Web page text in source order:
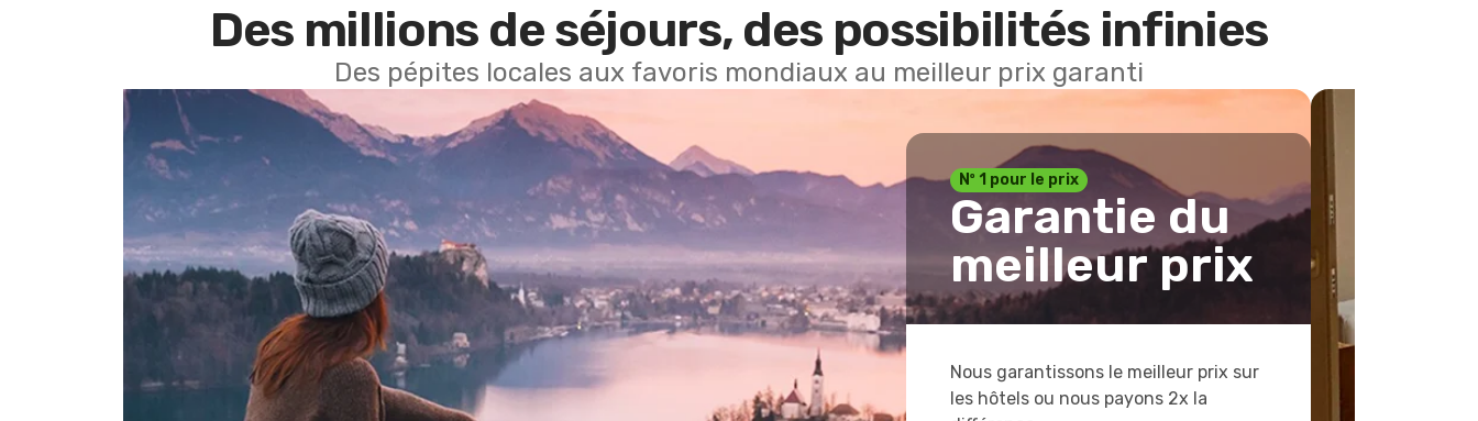
Des millions de séjours, des possibilités infinies
Des pépites locales aux favoris mondiaux au meilleur prix garanti
Nº 1 pour le prix
Garantie du
meilleur prix
Nous garantissons le meilleur prix sur
les hôtels ou nous payons 2x la